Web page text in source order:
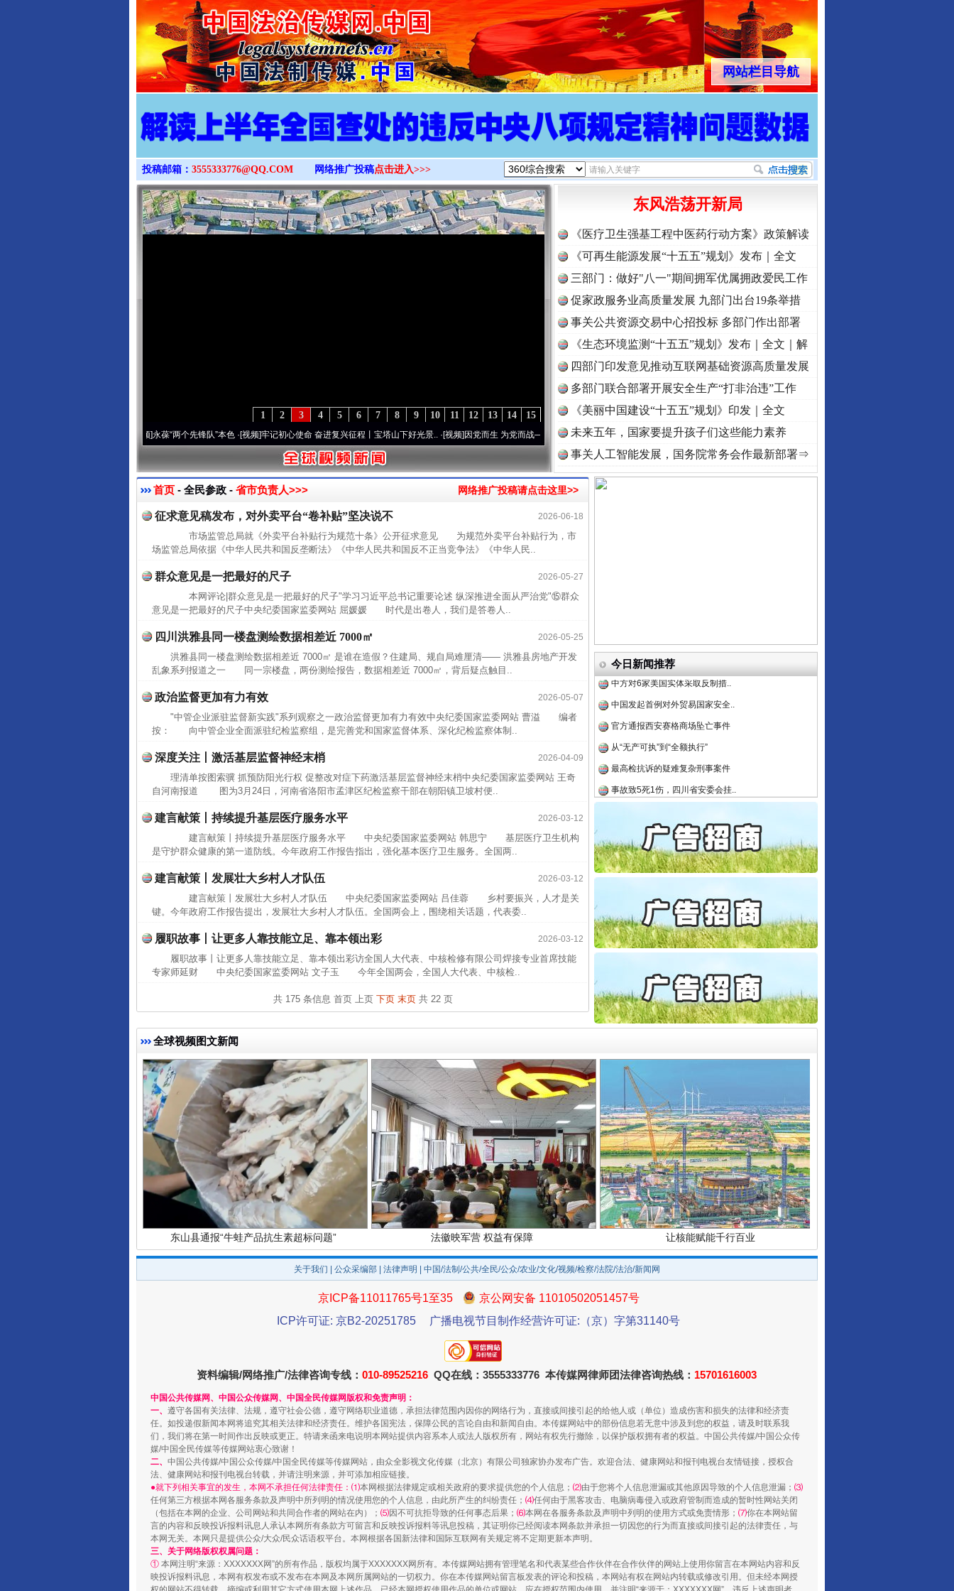
>
网站栏目导航
投稿邮箱： 3555333776@QQ.COM 网络推广投稿点击进入>>>
15
14
13
12
11
10
9
8
7
6
5
4
3
2
1
永葆“两个先锋队”本色·[视频]牢记初心使命 奋进复兴征程丨宝塔山下好光景..·[视频]因党而生 为党而战——百年“纪”事⑧加强纪律..·[视频]牢记初心使命 奋进复兴征程丨“转折之城”激荡..
东风浩荡开新局
《医疗卫生强基工程中医药行动方案》政策解读
《可再生能源发展“十五五”规划》发布｜全文
三部门：做好"八一"期间拥军优属拥政爱民工作
促家政服务业高质量发展 九部门出台19条举措
事关公共资源交易中心招投标 多部门作出部署
《生态环境监测“十五五”规划》发布｜全文｜解
读
四部门印发意见推动互联网基础资源高质量发展
多部门联合部署开展安全生产“打非治违”工作
《美丽中国建设“十五五”规划》印发｜全文
未来五年，国家要提升孩子们这些能力素养
事关人工智能发展，国务院常务会作最新部署⇒
首页 - 全民参政 - 省市负责人>>> 网络推广投稿请点击这里>>
2026-06-18
征求意见稿发布，对外卖平台“卷补贴”坚决说不
市场监管总局就《外卖平台补贴行为规范十条》公开征求意见 为规范外卖平台补贴行为，市
场监管总局依据《中华人民共和国反垄断法》《中华人民共和国反不正当竞争法》《中华人民..
2026-05-27
群众意见是一把最好的尺子
本网评论|群众意见是一把最好的尺子"学习习近平总书记重要论述 纵深推进全面从严治党"⑮群众
意见是一把最好的尺子中央纪委国家监委网站 屈媛媛 时代是出卷人，我们是答卷人..
2026-05-25
四川洪雅县同一楼盘测绘数据相差近 7000㎡
洪雅县同一楼盘测绘数据相差近 7000㎡ 是谁在造假？住建局、规自局难厘清—— 洪雅县房地产开发
乱象系列报道之一 同一宗楼盘，两份测绘报告，数据相差近 7000㎡，背后疑点触目..
2026-05-07
政治监督更加有力有效
"中管企业派驻监督新实践"系列观察之一政治监督更加有力有效中央纪委国家监委网站 曹溢 编者
按： 向中管企业全面派驻纪检监察组，是完善党和国家监督体系、深化纪检监察体制..
2026-04-09
深度关注丨激活基层监督神经末梢
理清单按图索骥 抓预防阳光行权 促整改对症下药激活基层监督神经末梢中央纪委国家监委网站 王奇
自河南报道 图为3月24日，河南省洛阳市孟津区纪检监察干部在朝阳镇卫坡村便..
2026-03-12
建言献策丨持续提升基层医疗服务水平
建言献策丨持续提升基层医疗服务水平 中央纪委国家监委网站 韩思宁 基层医疗卫生机构
是守护群众健康的第一道防线。今年政府工作报告指出，强化基本医疗卫生服务。全国两..
2026-03-12
建言献策丨发展壮大乡村人才队伍
建言献策丨发展壮大乡村人才队伍 中央纪委国家监委网站 吕佳蓉 乡村要振兴，人才是关
键。今年政府工作报告提出，发展壮大乡村人才队伍。全国两会上，围绕相关话题，代表委..
2026-03-12
履职故事丨让更多人靠技能立足、靠本领出彩
履职故事丨让更多人靠技能立足、靠本领出彩访全国人大代表、中核检修有限公司焊接专业首席技能
专家师延财 中央纪委国家监委网站 文子玉 今年全国两会，全国人大代表、中核检..
共 175 条信息 首页 上页 下页 末页共 22 页
今日新闻推荐
四川省公安厅征集新型黑恶违法..
中方对6家美国实体采取反制措..
中国发起首例对外贸易国家安全..
官方通报西安赛格商场坠亡事件
从“无产可执”到“全额执行”
最高检抗诉的疑难复杂刑事案件
事故致5死1伤，四川省安委会挂..
近期涉私家车群死群伤事故多发..
一纸欠条伤亲情 巡回调解促和..
26万保费，离婚时为何要分走一..
杨天誉，不得录用为公务员
传销头目出狱后办书院暴力管教..
四川省公安厅征集新型黑恶违法..
中方对6家美国实体采取反制措..
官方通报西安赛格商场坠亡事件
从“无产可执”到“全额执行”
最高检抗诉的疑难复杂刑事案件
全球视频图文新闻
行业协会接连发公告
东山县通报“牛蛙产品抗生素超标问题” 法徽映军营 权益有保障 让核能赋能千行百业
千年窑火 生生不息
揭开“小金库”的免责幌子 以产业富民促振兴 酒驾未被当场查获能处罚吗
关于我们 公众采编部 法律声明 | 中国/法制/公共/全民/公众/农业/文化/视频/检察/法院/法治/新闻网
京ICP备11011765号1至35
京公网安备 11010502051457号
ICP许可证: 京B2-20251785
广播电视节目制作经营许可证:（京）字第31140号
资料编辑/网络推广/法律咨询专线： 010-89525216 QQ在线：3555333776 本传媒网律师团法律咨询热线： 15701616003
中国公共传媒网、中国公众传媒网、中国全民传媒网版权和免责声明：
一、 遵守各国有关法律、法规，遵守社会公德，遵守网络职业道德，承担法律范围内因你的网络行为，直接或间接引起的给他人或（单位）造成伤害和损失的法律和经济责
任。如投递假新闻本网将追究其相关法律和经济责任。维护各国宪法，保障公民的言论自由和新闻自由。本传媒网站中的部份信息若无意中涉及到您的权益，请及时联系我
们，我们将在第一时间作出反映或更正。特请来函来电说明本网站提供内容系本人或法人版权所有，网站有权先行撤除，以保护版权拥有者的权益。中国公共传媒/中国公众传
媒/中国全民传媒等传媒网站衷心致谢！
二、 中国公共传媒/中国公众传媒/中国全民传媒等传媒网站，由众全影视文化传媒（北京）有限公司独家协办发布广告。欢迎合法、健康网站和报刊电视台友情链接，授权合
法、健康网站和报刊电视台转载，并请注明来源，并可添加相应链接。
●就下列相关事宜的发生，本网不承担任何法律责任：⑴本网根据法律规定或相关政府的要求提供您的个人信息； ⑵由于您将个人信息泄漏或其他原因导致的个人信息泄漏； ⑶
任何第三方根据本网各服务条款及声明中所列明的情况使用您的个人信息，由此所产生的纠纷责任； ⑷任何由于黑客攻击、电脑病毒侵入或政府管制而造成的暂时性网站关闭
（包括在本网的企业、公司网站和共同合作者的网站在内）； ⑸因不可抗拒导致的任何事态后果； ⑹本网在各服务条款及声明中列明的使用方式或免责情形； ⑺你在本网站留
言的内容和反映投诉报料讯息人承认本网所有条款方可留言和反映投诉报料等讯息投稿，其证明你已经阅读本网条款并承担一切因您的行为而直接或间接引起的法律责任，与
本网无关。本网只是提供公众/大众/民众话语权平台。本网根据各国新法律和国际互联网有关规定将不定期更新本声明。
三、关于网络版权权属问题：
① 本网注明“来源：XXXXXXX网”的所有作品，版权均属于XXXXXXX网所有。本传媒网站拥有管理笔名和代表某些合作伙伴在合作伙伴的网站上使用你留言在本网站内容和反
映投诉报料讯息，本网有权发布或不发布在本网及本网所属网站的一切权力。你在本传媒网站留言板发表的评论和投稿，本网站有权在网站内转载或修改引用。但未经本网授